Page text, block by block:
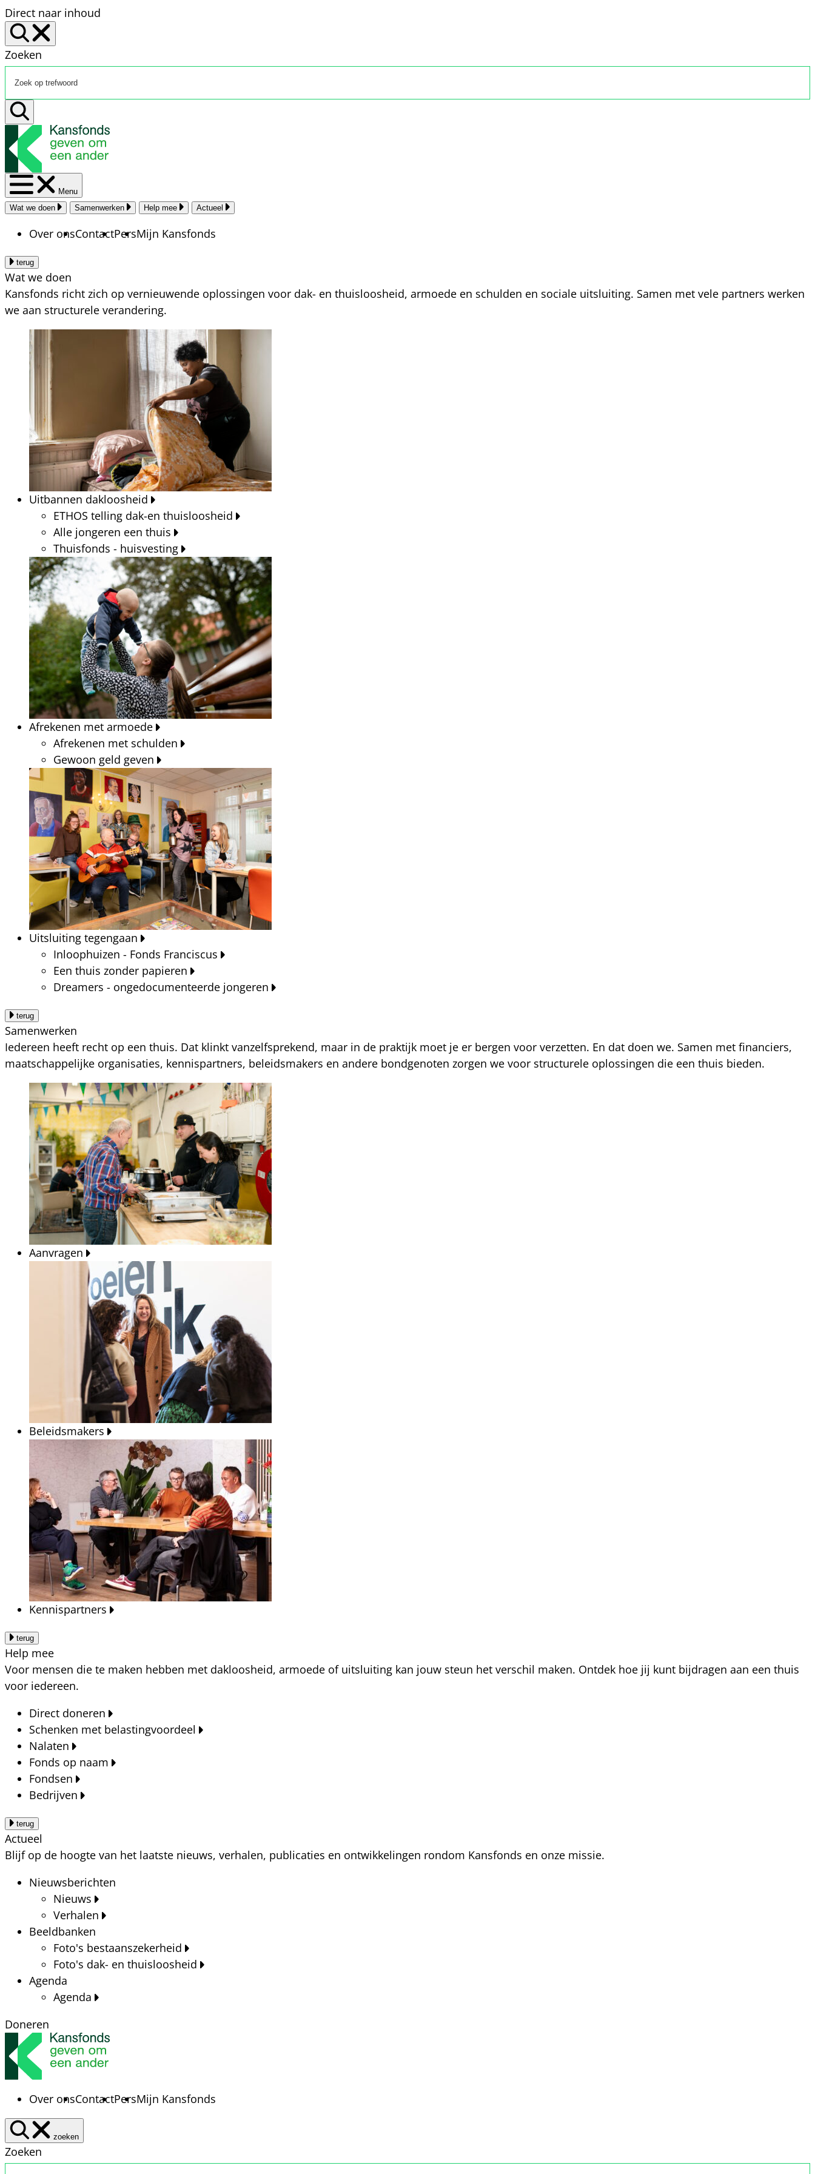
Direct naar inhoud
Zoeken
Menu
Wat we doen
Samenwerken Help mee Actueel
Over onsContactPersMijn Kansfonds
terug
Wat we doen
Kansfonds richt zich op vernieuwende oplossingen voor dak- en thuisloosheid, armoede en schulden en sociale uitsluiting. Samen met vele partners werken
we aan structurele verandering.
Uitbannen dakloosheid
ETHOS telling dak-en thuisloosheid
Alle jongeren een thuis
Thuisfonds - huisvesting
Afrekenen met armoede
Afrekenen met schulden
Gewoon geld geven
Uitsluiting tegengaan
Inloophuizen - Fonds Franciscus
Een thuis zonder papieren
Dreamers - ongedocumenteerde jongeren
terug
Samenwerken
Iedereen heeft recht op een thuis. Dat klinkt vanzelfsprekend, maar in de praktijk moet je er bergen voor verzetten. En dat doen we. Samen met financiers,
maatschappelijke organisaties, kennispartners, beleidsmakers en andere bondgenoten zorgen we voor structurele oplossingen die een thuis bieden.
Aanvragen
Beleidsmakers
Kennispartners
terug
Help mee
Voor mensen die te maken hebben met dakloosheid, armoede of uitsluiting kan jouw steun het verschil maken. Ontdek hoe jij kunt bijdragen aan een thuis
voor iedereen.
Direct doneren
Schenken met belastingvoordeel
Nalaten
Fonds op naam
Fondsen
Bedrijven
terug
Actueel
Blijf op de hoogte van het laatste nieuws, verhalen, publicaties en ontwikkelingen rondom Kansfonds en onze missie.
Nieuwsberichten
Nieuws
Verhalen
Beeldbanken
Foto's bestaanszekerheid
Foto's dak- en thuisloosheid
Agenda
Agenda
Doneren
Over onsContactPersMijn Kansfonds
zoeken
Zoeken